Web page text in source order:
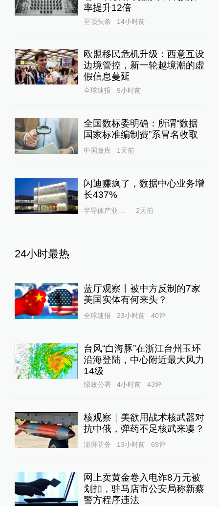
率提升12倍
至顶头条 14小时前
欧盟移民危机升级：西意互设
边境管控，新一轮越境潮的虚
假信息蔓延
全球速报 9小时前
全国数标委明确：所谓“数据
国家标准编制费”系冒名收取
中国政库 1天前
闪迪赚疯了，数据中心业务增
长437%
2天前
24小时最热
蓝厅观察丨被中方反制的7家
美国实体有何来头？
全球速报 23小时前 40评
台风“白海豚”在浙江台州玉环
沿海登陆，中心附近最大风力
14级
绿政公署 4小时前 43评
核观察｜美欲用战术核武器对
抗中俄，弹药不足核武来凑？
澎湃防务 13小时前 69评
网上卖黄金卷入电诈8万元被
划扣，驻马店市公安局称新蔡
警方程序违法